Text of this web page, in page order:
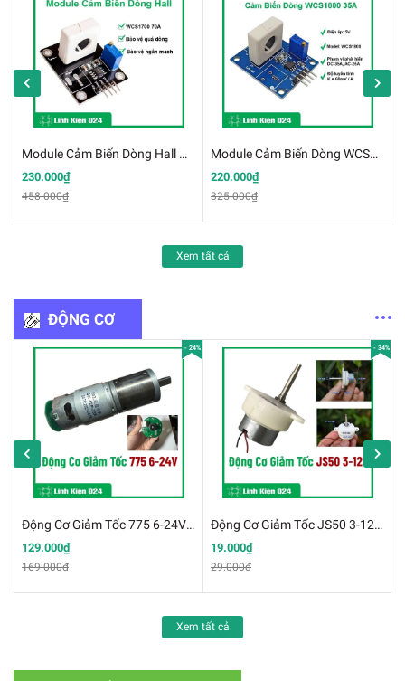
Module Cảm Biến Dòng Hall WCS1700 70A Bảo Vệ Quá Dòng Ngắn Mạch (K3H20)
230.000₫
458.000₫
Module Cảm Biến Dòng WCS1800 35A (K3H19)
220.000₫
325.000₫
Xem tất cả
ĐỘNG CƠ
- 24%
Động Cơ Giảm Tốc 775 6-24V Mô Men Xoắn Cao
129.000₫
169.000₫
- 34%
Động Cơ Giảm Tốc JS50 3-12V Trục Dài
19.000₫
29.000₫
Xem tất cả